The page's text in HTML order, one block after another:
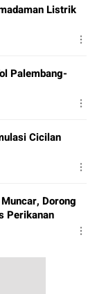
Listrik
Palembang-
Cicilan
Dorong
Perikanan